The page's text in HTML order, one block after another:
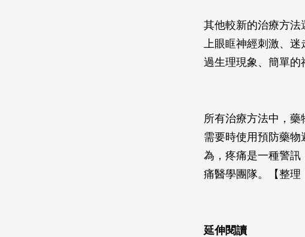
其他較新的治療方法
上眼眶神經刺激、
過生理現象、簡單的
所有治療方法中，藥
需要時使用預防藥
為，疼痛是一種警
痛醫學團隊。【整理
延伸閱讀